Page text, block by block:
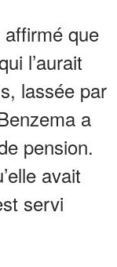
que
l’aurait
lassée par
a
pension.
avait
servi